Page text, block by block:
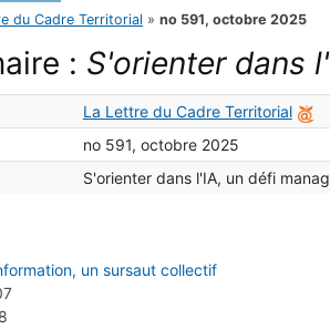
du Cadre Territorial » no 591, octobre 2025
: S'orienter dans
La Lettre du Cadre Territorial
no 591, octobre 2025
S'orienter dans l'IA, un défi
un sursaut collectif